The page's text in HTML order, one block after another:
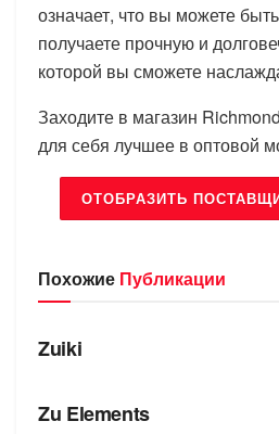
означает, что вы можете
получаете прочную и
которой вы сможете
Заходите в магазин
для себя лучшее в оптовой
ОТОБРАЗИТЬ
Похожие Публикации
БРЕНДЫ
Zuiki
Zu Elements